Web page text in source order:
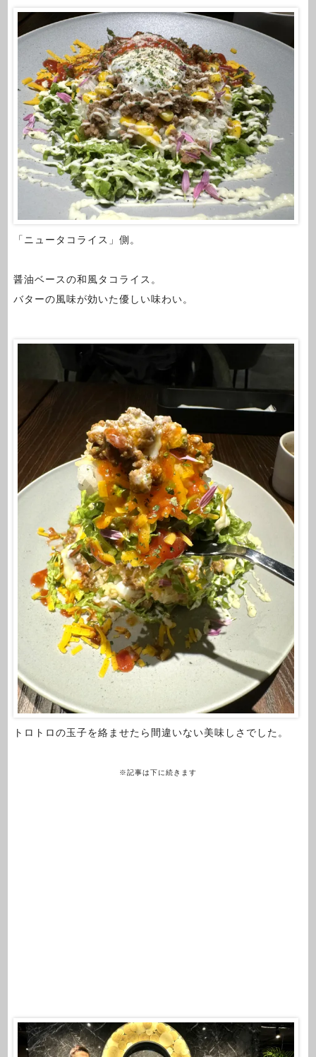
「ニュータコライス」側。
醤油ベースの和風タコライス。
バターの風味が効いた優しい味わい。
トロトロの玉子を絡ませたら間違いない美味しさでした。
※記事は下に続きます